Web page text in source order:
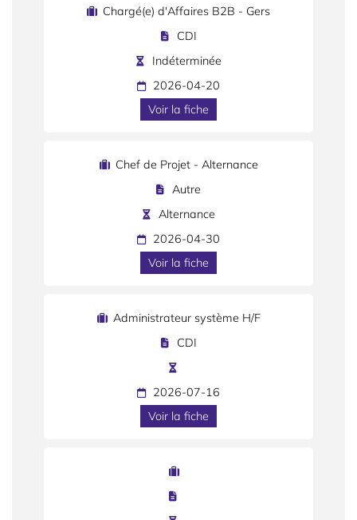
Chargé(e) d'Affaires B2B - Gers
CDI
Indéterminée
2026-04-20
Voir la fiche
Chef de Projet - Alternance
Autre
Alternance
2026-04-30
Voir la fiche
Administrateur système H/F
CDI
2026-07-16
Voir la fiche